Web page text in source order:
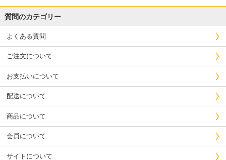
質問のカテゴリー
よくある質問
ご注文について
お支払いについて
配送について
商品について
会員について
サイトについて